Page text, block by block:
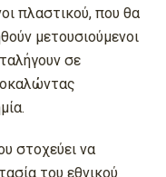
πλαστικού, που θα
μετουσιούμενοι
σε
στοχεύει να
του εθνικού